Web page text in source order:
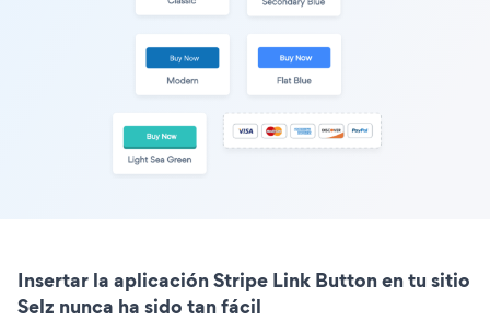
Insertar la aplicación Stripe Link Button en tu sitio
Selz nunca ha sido tan fácil